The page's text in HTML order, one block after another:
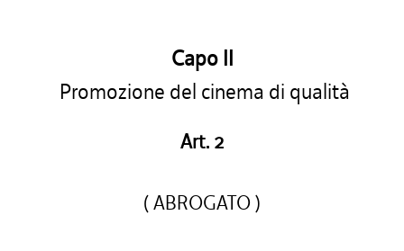
Capo II
Promozione del cinema di qualità
Art. 2
( ABROGATO )